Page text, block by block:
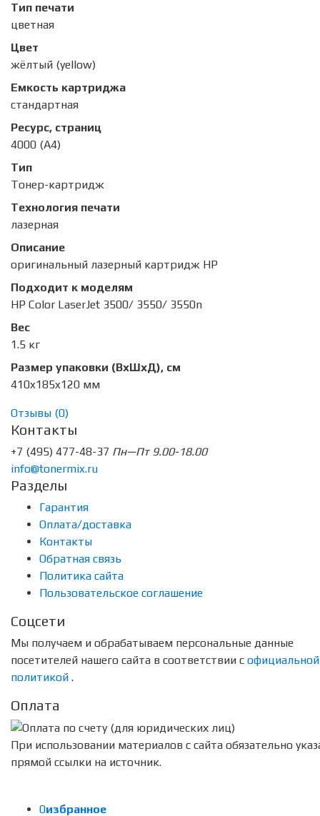
Тип печати
цветная
Цвет
жёлтый (yellow)
Емкость картриджа
стандартная
Ресурс, страниц
4000 (А4)
Тип
Тонер-картридж
Технология печати
лазерная
Описание
оригинальный лазерный картридж HP
Подходит к моделям
HP Color LaserJet 3500/ 3550/ 3550n
Вес
1.5 кг
Размер упаковки (ВхШхД), см
410x185x120 мм
Отзывы (0)
Контакты
+7 (495) 477-48-37 Пн—Пт 9.00-18.00
info@tonermix.ru
Разделы
Гарантия
Оплата/доставка
Контакты
Обратная связь
Политика сайта
Пользовательское соглашение
Соцсети
Мы получаем и обрабатываем персональные данные
посетителей нашего сайта в соответствии с официальной
политикой .
Оплата
При использовании материалов с сайта обязательно
прямой ссылки на источник.
0избранное